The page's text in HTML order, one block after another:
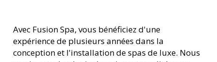
Avec Fusion Spa, vous bénéficiez d'une
expérience de plusieurs années dans la
conception et l'installation de spas de luxe. Nous